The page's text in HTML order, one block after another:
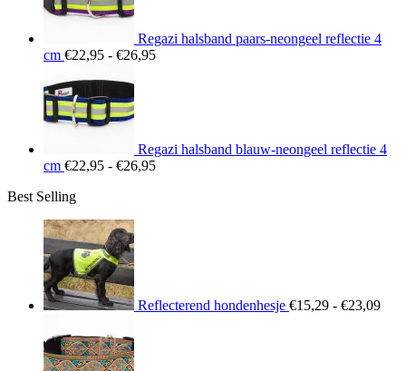
Regazi halsband paars-neongeel reflectie 4
cm €22,95 - €26,95Prijsklasse:
Regazi halsband blauw-neongeel reflectie 4
cm €22,95 - €26,95Prijsklasse:
Best Selling
Reflecterend hondenhesje €15,29 - €23,09